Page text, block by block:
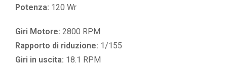
Potenza: 120 Wr
Giri Motore: 2800 RPM
Rapporto di riduzione: 1/155
Giri in uscita: 18.1 RPM